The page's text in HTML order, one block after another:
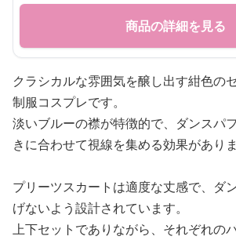
商品の詳細を見る
クラシカルな雰囲気を醸し出す紺色の
制服コスプレです。
淡いブルーの襟が特徴的で、ダンスパ
きに合わせて視線を集める効果がありま
プリーツスカートは適度な丈感で、ダ
げないよう設計されています。
上下セットでありながら、それぞれの